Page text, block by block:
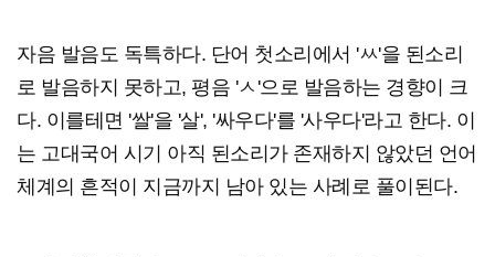
자음 발음도 독특하다. 단어 첫소리에서 'ㅆ'을 된소리
로 발음하지 못하고, 평음 'ㅅ'으로 발음하는 경향이 크
다. 이를테면 '쌀'을 '살', '싸우다'를 '사우다'라고 한다. 이
는 고대국어 시기 아직 된소리가 존재하지 않았던 언어
체계의 흔적이 지금까지 남아 있는 사례로 풀이된다.